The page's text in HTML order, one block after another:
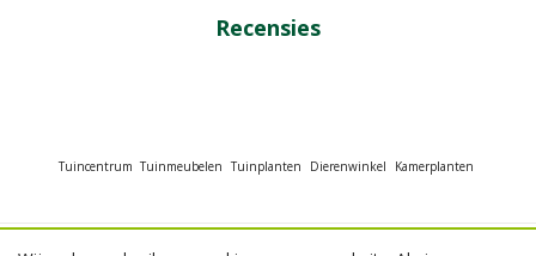
Recensies
Tuincentrum Tuinmeubelen Tuinplanten Dierenwinkel Kamerplanten